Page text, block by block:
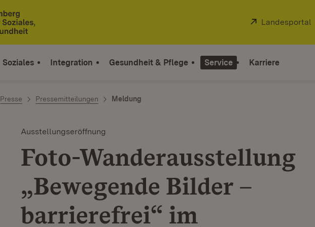
Extern:
Landesportal
Soziales Integration Gesundheit & Pflege Service Karriere
Presse Pressemitteilungen Meldung
Ausstellungseröffnung
Foto-Wanderausstellung
„Bewegende Bilder –
barrierefrei“ im